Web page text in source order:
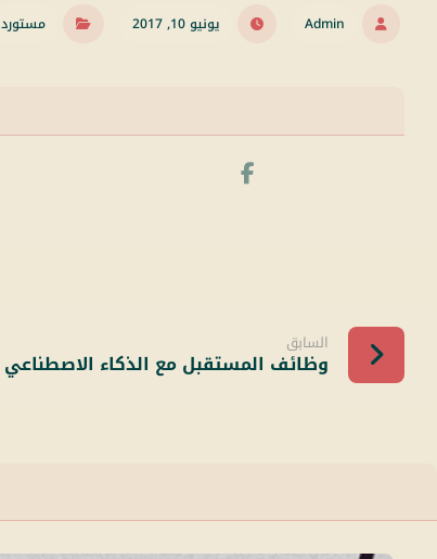
Admin يونيو 10, 2017 مستورد
السابق
وظائف المستقبل مع الذكاء الاصطناعي